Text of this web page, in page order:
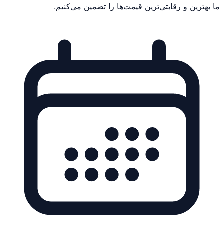
ما بهترین و رقابتی‌ترین قیمت‌ها را تضمین می‌کنیم.